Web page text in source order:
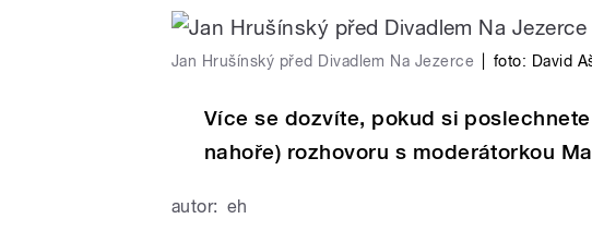
Jan Hrušínský před Divadlem Na Jezerce foto: David
Více se dozvíte, pokud si
nahoře) rozhovoru s moderátorkou
autor: eh